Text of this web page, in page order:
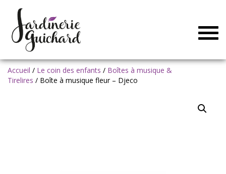
Accueil / Le coin des enfants / Boîtes à musique &
Tirelires / Boîte à musique fleur – Djeco